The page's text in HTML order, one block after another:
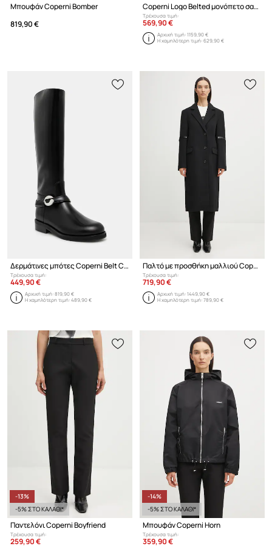
Μπουφάν Coperni Bomber
819,90 €
Coperni Logo Belted μονόπετο σακάκι γυναικείο
Τρέχουσα τιμή:
569,90 €
Αρχική τιμή:1159,90 €
Η χαμηλότερη τιμή:629,90 €
Δερμάτινες μπότες Coperni Belt Cavalier
Τρέχουσα τιμή:
449,90 €
Αρχική τιμή:819,90 €
Η χαμηλότερη τιμή:489,90 €
Παλτό με προσθήκη μαλλιού Coperni Logo Belted
Τρέχουσα τιμή:
719,90 €
Αρχική τιμή:1449,90 €
Η χαμηλότερη τιμή:789,90 €
-13%
-5% ΣΤΟ ΚΑΛΑΘΙ*
Παντελόνι Coperni Boyfriend
Τρέχουσα τιμή:
259,90 €
-14%
-5% ΣΤΟ ΚΑΛΑΘΙ*
Μπουφάν Coperni Horn
Τρέχουσα τιμή:
359,90 €